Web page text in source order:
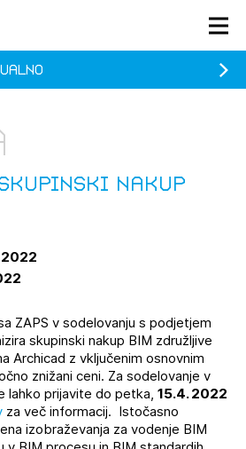
PRIJAVA
skupinski nakup
ZAPS v sodelovanju s podjetjem
skupinski nakup BIM združljive
Archicad z vključenim osnovnim
znižani ceni. Za sodelovanje v
lahko prijavite do petka, 15.4. 2022
za več informacij. Istočasno
izobraževanja za vodenje BIM
izbiro.
na vaš elektronski naslov.
javnih naročil